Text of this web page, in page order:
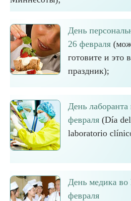
День
26 февраля
готовите и это
праздник);
День
февраля (Día
laboratorio
День медика во
февраля